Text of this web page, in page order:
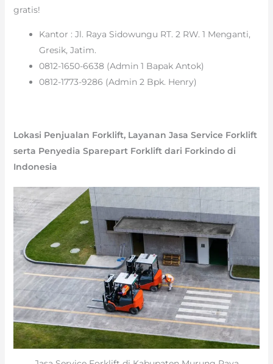
gratis!
Kantor : Jl. Raya Sidowungu RT. 2 RW. 1 Menganti,
Gresik, Jatim.
0812-1650-6638 (Admin 1 Bapak Antok)
0812-1773-9286 (Admin 2 Bpk. Henry)
Lokasi Penjualan Forklift, Layanan Jasa Service Forklift
serta Penyedia Sparepart Forklift dari Forkindo di
Indonesia